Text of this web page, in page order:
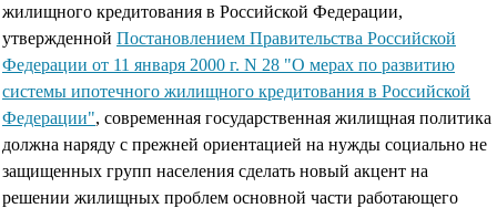
жилищного кредитования в Российской Федерации,
утвержденной Постановлением Правительства Российской
Федерации от 11 января 2000 г. N 28 "О мерах по развитию
системы ипотечного жилищного кредитования в Российской
Федерации", современная государственная жилищная политика
должна наряду с прежней ориентацией на нужды социально не
защищенных групп населения сделать новый акцент на
решении жилищных проблем основной части работающего